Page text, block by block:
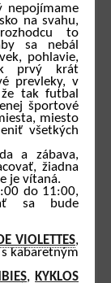
nepojímame
na svahu,
to
sa nebál
pohlavie,
prvý krát
prevleky, v
tak futbal
športové
miesto
všetkých
a zábava,
žiadna
je vítaná.
do 11:00,
sa bude
VIOLETTES,
kabaretným
, KYKLOS